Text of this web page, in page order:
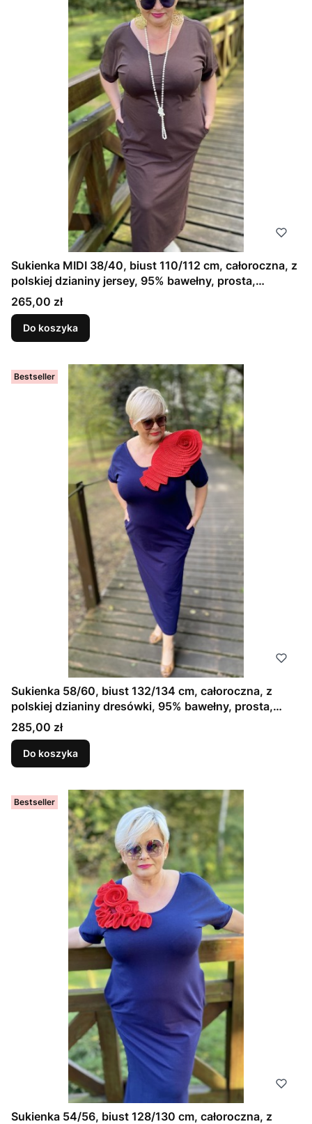
Sukienka MIDI 38/40, biust 110/112 cm, całoroczna, z
polskiej dzianiny jersey, 95% bawełny, prosta,
elegancka, z kieszeniami, uniwersalna, GŁADKA
CZEKOLADOWA
Cena
265,00 zł
Do koszyka
Bestseller
Sukienka 58/60, biust 132/134 cm, całoroczna, z
polskiej dzianiny dresówki, 95% bawełny, prosta,
elegancka, z kieszeniami, uniwersalna, GŁADKA,
Cena
285,00 zł
Do koszyka
Bestseller
Sukienka 54/56, biust 128/130 cm, całoroczna, z